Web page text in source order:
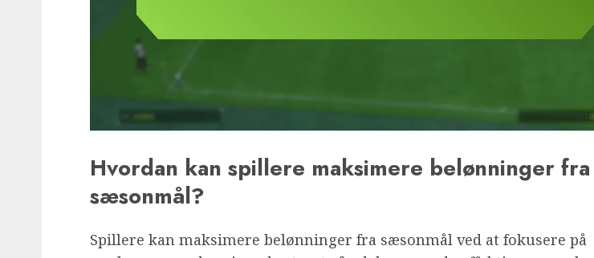
Hvordan kan spillere maksimere belønninger fra
sæsonmål?
Spillere kan maksimere belønninger fra sæsonmål ved at fokusere på